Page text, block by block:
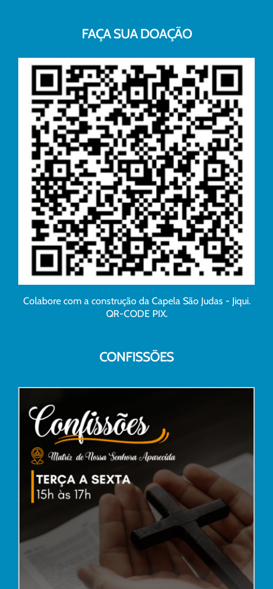
FAÇA SUA DOAÇÃO
Colabore com a construção da Capela São Judas - Jiqui.
QR-CODE PIX.
CONFISSÕES